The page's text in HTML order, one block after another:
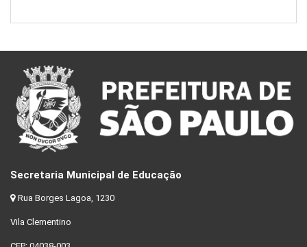
Secretaria Municipal de Educação
Rua Borges Lagoa, 1230
Vila Clementino